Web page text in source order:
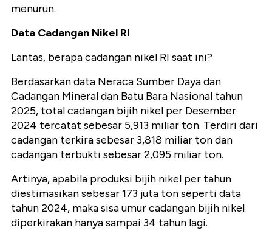
menurun.
Data Cadangan Nikel RI
Lantas, berapa cadangan nikel RI saat ini?
Berdasarkan data Neraca Sumber Daya dan
Cadangan Mineral dan Batu Bara Nasional tahun
2025, total cadangan bijih nikel per Desember
2024 tercatat sebesar 5,913 miliar ton. Terdiri dari
cadangan terkira sebesar 3,818 miliar ton dan
cadangan terbukti sebesar 2,095 miliar ton.
Artinya, apabila produksi bijih nikel per tahun
diestimasikan sebesar 173 juta ton seperti data
tahun 2024, maka sisa umur cadangan bijih nikel
diperkirakan hanya sampai 34 tahun lagi.